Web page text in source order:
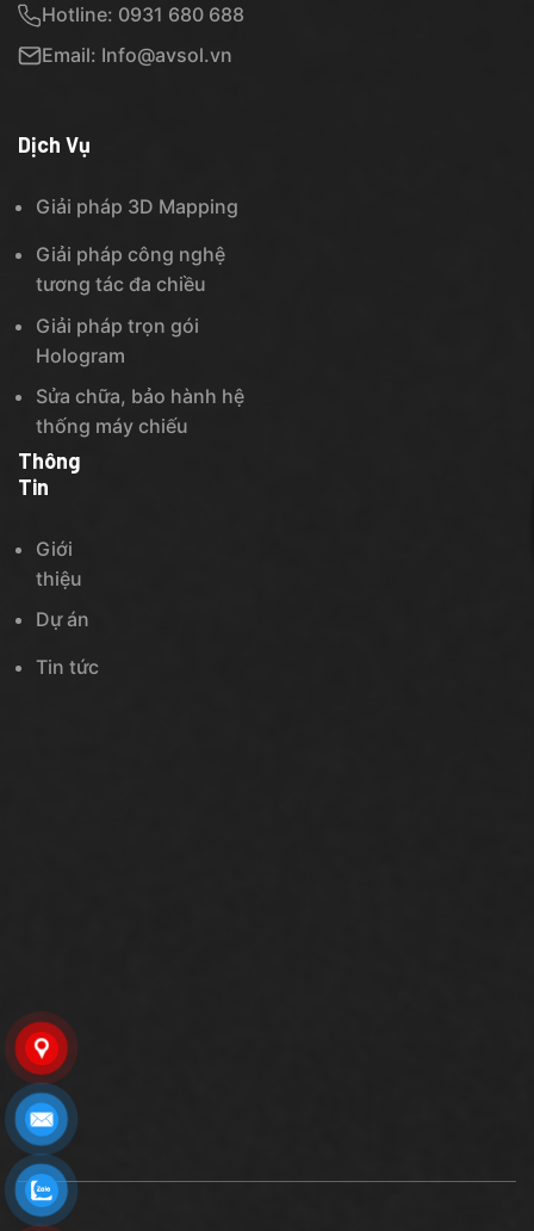
Hotline: 0931 680 688
Email: Info@avsol.vn
Dịch Vụ
Giải pháp 3D Mapping
Giải pháp công nghệ
tương tác đa chiều
Giải pháp trọn gói
Hologram
Sửa chữa, bảo hành hệ
thống máy chiếu
Thông
Tin
Giới
thiệu
Dự án
Tin tức